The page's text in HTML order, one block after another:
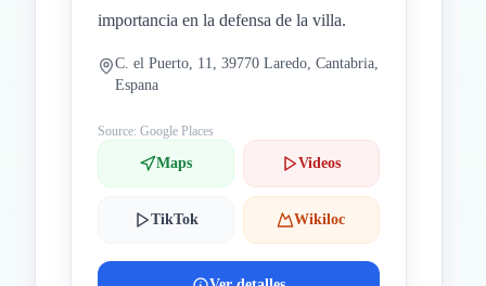
importancia en la defensa de la villa.
C. el Puerto, 11, 39770 Laredo, Cantabria,
Espana
Source: Google Places
Maps Videos
TikTok Wikiloc